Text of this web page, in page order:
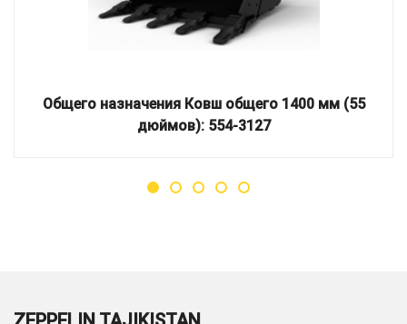
Общего назначения Ковш общего 1400 мм (55
дюймов): 554-3127